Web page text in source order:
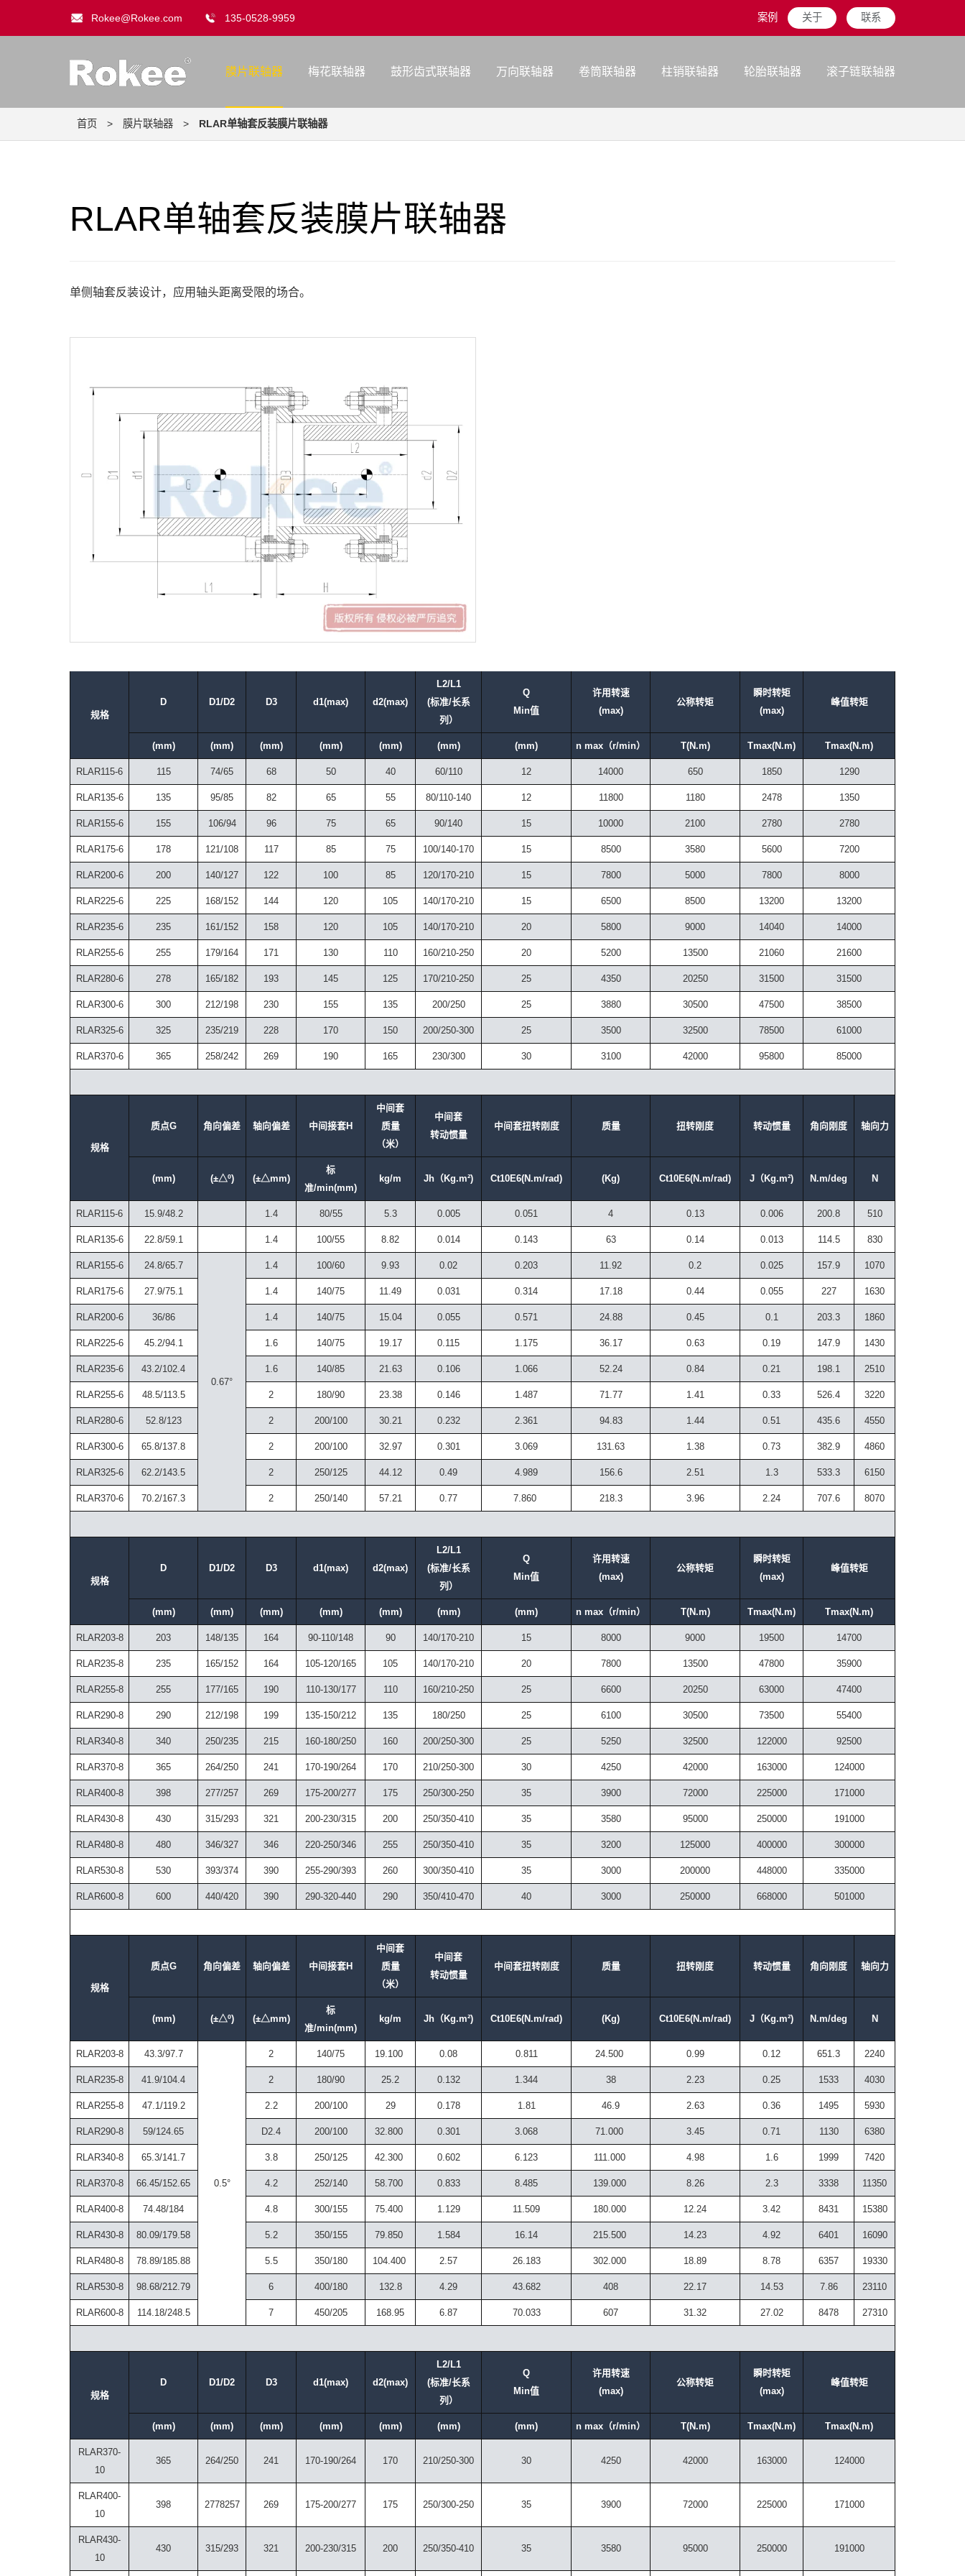
Rokee@Rokee.com 135-0528-9959 案例 关于 联系
膜片联轴器 梅花联轴器 鼓形齿式联轴器 万向联轴器 卷筒联轴器 柱销联轴器 轮胎联轴器 滚子链联轴器
首页 > 膜片联轴器 > RLAR单轴套反装膜片联轴器
RLAR单轴套反装膜片联轴器
单侧轴套反装设计，应用轴头距离受限的场合。
规格
D D1/D2 D3 d1(max) d2(max)
L2/L1
(标准/长系
列）
Q
Min值
许用转速
(max)
公称转矩
瞬时转矩
(max)
峰值转矩
(mm) (mm) (mm) (mm) (mm) (mm) (mm) n max（r/min） T(N.m) Tmax(N.m) Tmax(N.m)
RLAR115-6 115 74/65 68 50 40 60/110 12 14000 650 1850 1290
RLAR135-6 135 95/85 82 65 55 80/110-140 12 11800 1180 2478 1350
RLAR155-6 155 106/94 96 75 65 90/140 15 10000 2100 2780 2780
RLAR175-6 178 121/108 117 85 75 100/140-170 15 8500 3580 5600 7200
RLAR200-6 200 140/127 122 100 85 120/170-210 15 7800 5000 7800 8000
RLAR225-6 225 168/152 144 120 105 140/170-210 15 6500 8500 13200 13200
RLAR235-6 235 161/152 158 120 105 140/170-210 20 5800 9000 14040 14000
RLAR255-6 255 179/164 171 130 110 160/210-250 20 5200 13500 21060 21600
RLAR280-6 278 165/182 193 145 125 170/210-250 25 4350 20250 31500 31500
RLAR300-6 300 212/198 230 155 135 200/250 25 3880 30500 47500 38500
RLAR325-6 325 235/219 228 170 150 200/250-300 25 3500 32500 78500 61000
RLAR370-6 365 258/242 269 190 165 230/300 30 3100 42000 95800 85000
规格
质点G 角向偏差 轴向偏差 中间接套H
中间套
质量
（米）
中间套
转动惯量
中间套扭转刚度 质量 扭转刚度 转动惯量 角向刚度 轴向力
(mm) (±△º) (±△mm)
标
准/min(mm)
kg/m Jh（Kg.m²) Ct10E6(N.m/rad) (Kg) Ct10E6(N.m/rad) J（Kg.m²) N.m/deg N
RLAR115-6 15.9/48.2 1.4 80/55 5.3 0.005 0.051 4 0.13 0.006 200.8 510
RLAR135-6 22.8/59.1 1.4 100/55 8.82 0.014 0.143 63 0.14 0.013 114.5 830
RLAR155-6 24.8/65.7
0.67°
1.4 100/60 9.93 0.02 0.203 11.92 0.2 0.025 157.9 1070
RLAR175-6 27.9/75.1 1.4 140/75 11.49 0.031 0.314 17.18 0.44 0.055 227 1630
RLAR200-6 36/86 1.4 140/75 15.04 0.055 0.571 24.88 0.45 0.1 203.3 1860
RLAR225-6 45.2/94.1 1.6 140/75 19.17 0.115 1.175 36.17 0.63 0.19 147.9 1430
RLAR235-6 43.2/102.4 1.6 140/85 21.63 0.106 1.066 52.24 0.84 0.21 198.1 2510
RLAR255-6 48.5/113.5 2 180/90 23.38 0.146 1.487 71.77 1.41 0.33 526.4 3220
RLAR280-6 52.8/123 2 200/100 30.21 0.232 2.361 94.83 1.44 0.51 435.6 4550
RLAR300-6 65.8/137.8 2 200/100 32.97 0.301 3.069 131.63 1.38 0.73 382.9 4860
RLAR325-6 62.2/143.5 2 250/125 44.12 0.49 4.989 156.6 2.51 1.3 533.3 6150
RLAR370-6 70.2/167.3 2 250/140 57.21 0.77 7.860 218.3 3.96 2.24 707.6 8070
规格
D D1/D2 D3 d1(max) d2(max)
L2/L1
(标准/长系
列）
Q
Min值
许用转速
(max)
公称转矩
瞬时转矩
(max)
峰值转矩
(mm) (mm) (mm) (mm) (mm) (mm) (mm) n max（r/min） T(N.m) Tmax(N.m) Tmax(N.m)
RLAR203-8 203 148/135 164 90-110/148 90 140/170-210 15 8000 9000 19500 14700
RLAR235-8 235 165/152 164 105-120/165 105 140/170-210 20 7800 13500 47800 35900
RLAR255-8 255 177/165 190 110-130/177 110 160/210-250 25 6600 20250 63000 47400
RLAR290-8 290 212/198 199 135-150/212 135 180/250 25 6100 30500 73500 55400
RLAR340-8 340 250/235 215 160-180/250 160 200/250-300 25 5250 32500 122000 92500
RLAR370-8 365 264/250 241 170-190/264 170 210/250-300 30 4250 42000 163000 124000
RLAR400-8 398 277/257 269 175-200/277 175 250/300-250 35 3900 72000 225000 171000
RLAR430-8 430 315/293 321 200-230/315 200 250/350-410 35 3580 95000 250000 191000
RLAR480-8 480 346/327 346 220-250/346 255 250/350-410 35 3200 125000 400000 300000
RLAR530-8 530 393/374 390 255-290/393 260 300/350-410 35 3000 200000 448000 335000
RLAR600-8 600 440/420 390 290-320-440 290 350/410-470 40 3000 250000 668000 501000
规格
质点G 角向偏差 轴向偏差 中间接套H
中间套
质量
（米）
中间套
转动惯量
中间套扭转刚度 质量 扭转刚度 转动惯量 角向刚度 轴向力
(mm) (±△º) (±△mm)
标
准/min(mm)
kg/m Jh（Kg.m²) Ct10E6(N.m/rad) (Kg) Ct10E6(N.m/rad) J（Kg.m²) N.m/deg N
RLAR203-8 43.3/97.7
0.5°
2 140/75 19.100 0.08 0.811 24.500 0.99 0.12 651.3 2240
RLAR235-8 41.9/104.4 2 180/90 25.2 0.132 1.344 38 2.23 0.25 1533 4030
RLAR255-8 47.1/119.2 2.2 200/100 29 0.178 1.81 46.9 2.63 0.36 1495 5930
RLAR290-8 59/124.65 D2.4 200/100 32.800 0.301 3.068 71.000 3.45 0.71 1130 6380
RLAR340-8 65.3/141.7 3.8 250/125 42.300 0.602 6.123 111.000 4.98 1.6 1999 7420
RLAR370-8 66.45/152.65 4.2 252/140 58.700 0.833 8.485 139.000 8.26 2.3 3338 11350
RLAR400-8 74.48/184 4.8 300/155 75.400 1.129 11.509 180.000 12.24 3.42 8431 15380
RLAR430-8 80.09/179.58 5.2 350/155 79.850 1.584 16.14 215.500 14.23 4.92 6401 16090
RLAR480-8 78.89/185.88 5.5 350/180 104.400 2.57 26.183 302.000 18.89 8.78 6357 19330
RLAR530-8 98.68/212.79 6 400/180 132.8 4.29 43.682 408 22.17 14.53 7.86 23110
RLAR600-8 114.18/248.5 7 450/205 168.95 6.87 70.033 607 31.32 27.02 8478 27310
规格
D D1/D2 D3 d1(max) d2(max)
L2/L1
(标准/长系
列）
Q
Min值
许用转速
(max)
公称转矩
瞬时转矩
(max)
峰值转矩
(mm) (mm) (mm) (mm) (mm) (mm) (mm) n max（r/min） T(N.m) Tmax(N.m) Tmax(N.m)
RLAR370-
10
365 264/250 241 170-190/264 170 210/250-300 30 4250 42000 163000 124000
RLAR400-
10
398 2778257 269 175-200/277 175 250/300-250 35 3900 72000 225000 171000
RLAR430-
10
430 315/293 321 200-230/315 200 250/350-410 35 3580 95000 250000 191000